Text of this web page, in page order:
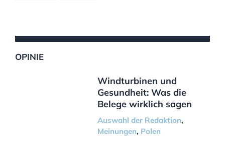
OPINIE
Windturbinen und
Gesundheit: Was die
Belege wirklich sagen
Auswahl der Redaktion,
Meinungen, Polen